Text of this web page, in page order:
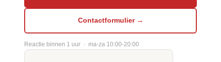
Contactformulier →
Reactie binnen 1 uur · ma-za 10:00-20:00